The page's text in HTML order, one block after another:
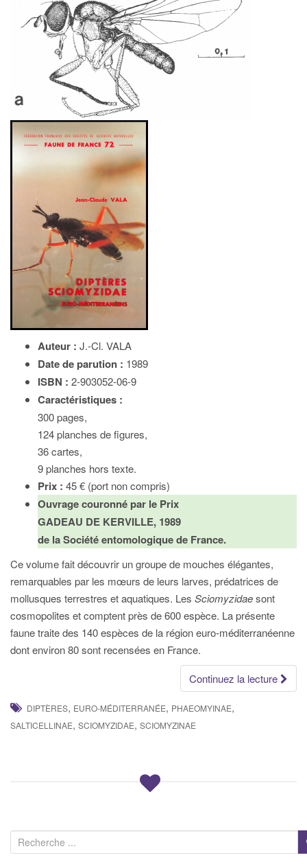
Auteur : J.-Cl. VALA
Date de parution : 1989
ISBN : 2-903052-06-9
Caractéristiques :
300 pages,
124 planches de figures,
36 cartes,
9 planches hors texte.
Prix : 45 € (port non compris)
Ouvrage couronné par le Prix
GADEAU DE KERVILLE, 1989
de la Société entomologique de France.
Ce volume fait découvrir un groupe de mouches élégantes,
remarquables par les mœurs de leurs larves, prédatrices de
mollusques terrestres et aquatiques. Les Sciomyzidaesont
cosmopolites et comptent près de 600 espèce. La présente
faune traite des 140 espèces de la région euro-méditerranéenne
dont environ 80 sont recensées en France.
Continuez la lecture
DIPTÈRES, EURO-MÉDITERRANÉE, PHAEOMYINAE,
SALTICELLINAE, SCIOMYZIDAE, SCIOMYZINAE
e